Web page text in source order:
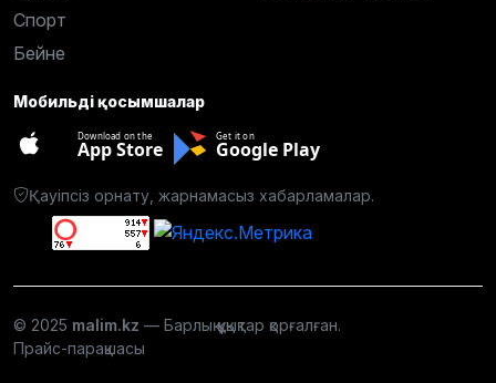
Спорт
Бейне
Мобильді қосымшалар
Download on the
App Store
Get it on
Google Play
Қауіпсіз орнату, жарнамасыз хабарламалар.
© 2025 malim.kz — Барлық құқықтар қорғалған.
Прайс-парақшасы